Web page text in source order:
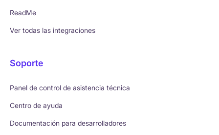
ReadMe
Ver todas las integraciones
Soporte
Panel de control de asistencia técnica
Centro de ayuda
Documentación para desarrolladores